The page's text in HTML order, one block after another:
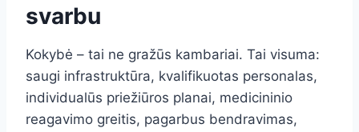
svarbu
Kokybė – tai ne gražūs kambariai. Tai visuma:
saugi infrastruktūra, kvalifikuotas personalas,
individualūs priežiūros planai, medicininio
reagavimo greitis, pagarbus bendravimas,